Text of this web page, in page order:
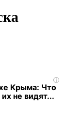
i
Крыма: Что
не видят...